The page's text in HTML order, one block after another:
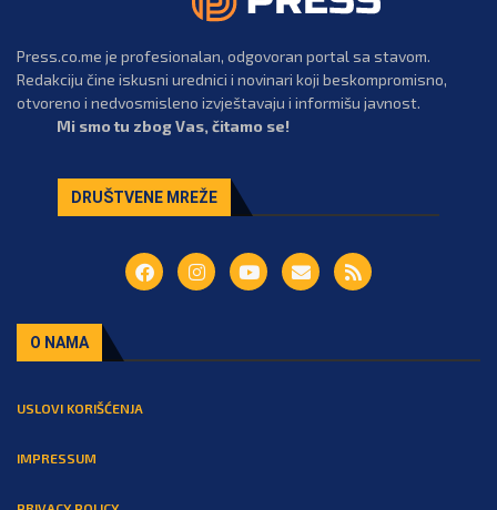
Press.co.me je profesionalan, odgovoran portal sa stavom.
Redakciju čine iskusni urednici i novinari koji beskompromisno,
otvoreno i nedvosmisleno izvještavaju i informišu javnost.
Mi smo tu zbog Vas, čitamo se!
DRUŠTVENE MREŽE
O NAMA
USLOVI KORIŠĆENJA
IMPRESSUM